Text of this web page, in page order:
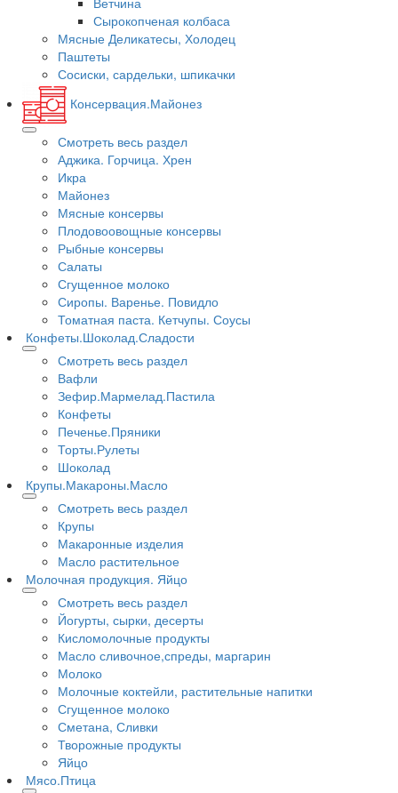
Сырокопченая колбаса
Мясные Деликатесы, Холодец
Паштеты
Сосиски, сардельки, шпикачки
Консервация.Майонез
Смотреть весь раздел
Аджика. Горчица. Хрен
Икра
Майонез
Мясные консервы
Плодовоовощные консервы
Рыбные консервы
Салаты
Сгущенное молоко
Сиропы. Варенье. Повидло
Томатная паста. Кетчупы. Соусы
Конфеты.Шоколад.Сладости
Смотреть весь раздел
Вафли
Зефир.Мармелад.Пастила
Конфеты
Печенье.Пряники
Торты.Рулеты
Шоколад
Крупы.Макароны.Масло
Смотреть весь раздел
Крупы
Макаронные изделия
Масло растительное
Молочная продукция. Яйцо
Смотреть весь раздел
Йогурты, сырки, десерты
Кисломолочные продукты
Масло сливочное,спреды, маргарин
Молоко
Молочные коктейли, растительные напитки
Сгущенное молоко
Сметана, Сливки
Творожные продукты
Яйцо
Мясо.Птица